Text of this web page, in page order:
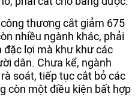
thương cắt giảm 675
nhiều ngành khác, phải
đặc lợi mà khư khư các
dân. Chưa kể, ngành
soát, tiếp tục cắt bỏ các
còn một điều kiện bất hợp